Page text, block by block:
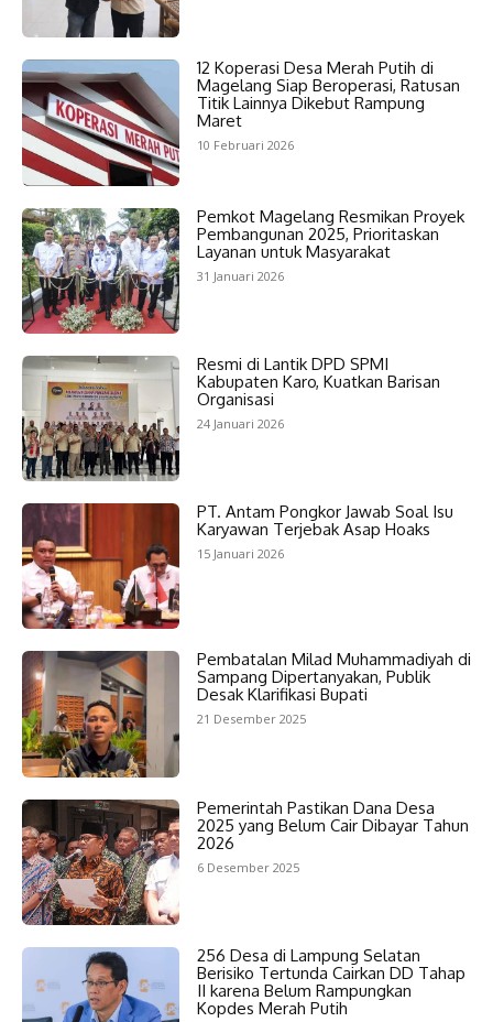
12 Koperasi Desa Merah Putih di
Magelang Siap Beroperasi, Ratusan
Titik Lainnya Dikebut Rampung
Maret
10 Februari 2026
Pemkot Magelang Resmikan Proyek
Pembangunan 2025, Prioritaskan
Layanan untuk Masyarakat
31 Januari 2026
Resmi di Lantik DPD SPMI
Kabupaten Karo, Kuatkan Barisan
Organisasi
24 Januari 2026
PT. Antam Pongkor Jawab Soal Isu
Karyawan Terjebak Asap Hoaks
15 Januari 2026
Pembatalan Milad Muhammadiyah di
Sampang Dipertanyakan, Publik
Desak Klarifikasi Bupati
21 Desember 2025
Pemerintah Pastikan Dana Desa
2025 yang Belum Cair Dibayar Tahun
2026
6 Desember 2025
256 Desa di Lampung Selatan
Berisiko Tertunda Cairkan DD Tahap
II karena Belum Rampungkan
Kopdes Merah Putih